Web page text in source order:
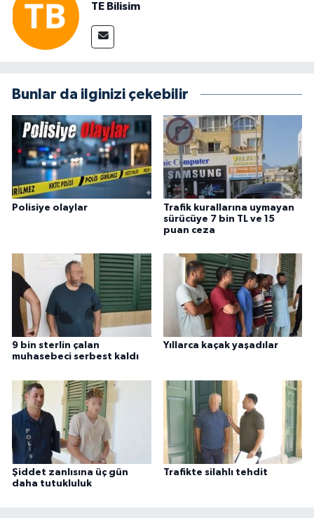
TE Bilisim
Bunlar da ilginizi çekebilir
Polisiye olaylar
Trafik kurallarına uymayan
sürücüye 7 bin TL ve 15
puan ceza
9 bin sterlin çalan
muhasebeci serbest kaldı
Yıllarca kaçak yaşadılar
Şiddet zanlısına üç gün
daha tutukluluk
Trafikte silahlı tehdit